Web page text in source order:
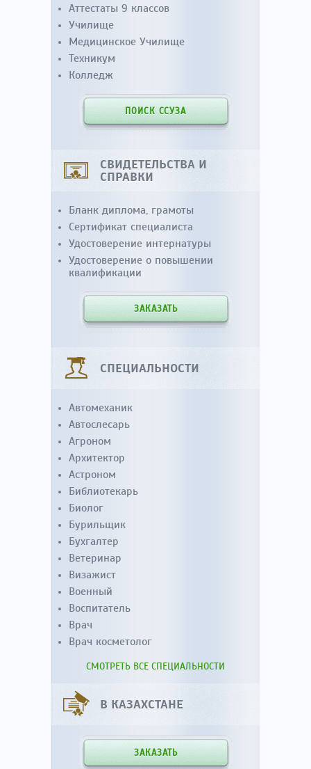
Аттестаты 9 классов
Училище
Медицинское Училище
Техникум
Колледж
ПОИСК ССУЗА
СВИДЕТЕЛЬСТВА И
СПРАВКИ
Бланк диплома, грамоты
Сертификат специалиста
Удостоверение интернатуры
Удостоверение о повышении
квалификации
ЗАКАЗАТЬ
СПЕЦИАЛЬНОСТИ
Автомеханик
Автослесарь
Агроном
Архитектор
Астроном
Библиотекарь
Биолог
Бурильщик
Бухгалтер
Ветеринар
Визажист
Военный
Воспитатель
Врач
Врач косметолог
СМОТРЕТЬ ВСЕ СПЕЦИАЛЬНОСТИ
В КАЗАХСТАНЕ
ЗАКАЗАТЬ